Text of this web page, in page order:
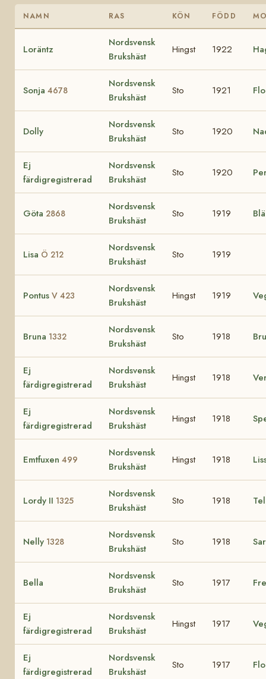
NAMN RAS KÖN FÖDD
Loräntz
Nordsvensk
Brukshäst
Hingst 1922
Sonja 4678
Nordsvensk
Brukshäst
Sto 1921
Dolly
Nordsvensk
Brukshäst
Sto 1920
Ej
färdigregistrerad
Nordsvensk
Brukshäst
Sto 1920
Göta 2868
Nordsvensk
Brukshäst
Sto 1919
Lisa Ö 212
Nordsvensk
Brukshäst
Sto 1919
Pontus V 423
Nordsvensk
Brukshäst
Hingst 1919
Bruna 1332
Nordsvensk
Brukshäst
Sto 1918
Ej
färdigregistrerad
Nordsvensk
Brukshäst
Hingst 1918
Ej
färdigregistrerad
Nordsvensk
Brukshäst
Hingst 1918
Emtfuxen 499
Nordsvensk
Brukshäst
Hingst 1918
Lordy II 1325
Nordsvensk
Brukshäst
Sto 1918
Nelly 1328
Nordsvensk
Brukshäst
Sto 1918
Bella
Nordsvensk
Brukshäst
Sto 1917
Ej
färdigregistrerad
Nordsvensk
Brukshäst
Hingst 1917
Ej
färdigregistrerad
Nordsvensk
Brukshäst
Sto 1917